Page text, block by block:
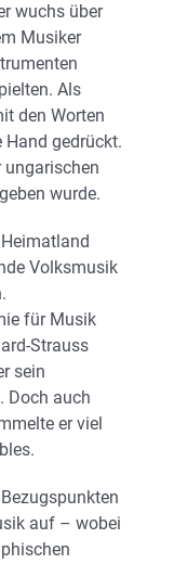
wuchs über
Musiker
Als
den Worten
Hand gedrückt.
ungarischen
wurde.
Volksmusik
für Musik
Strauss
sein
Doch auch
er viel
auf – wobei